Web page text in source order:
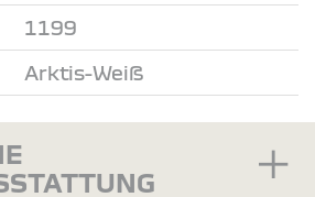
1199
Arktis-Weiß